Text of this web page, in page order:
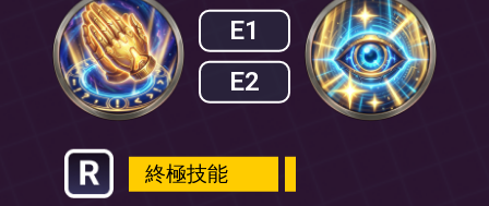
E1
E2
終極技能